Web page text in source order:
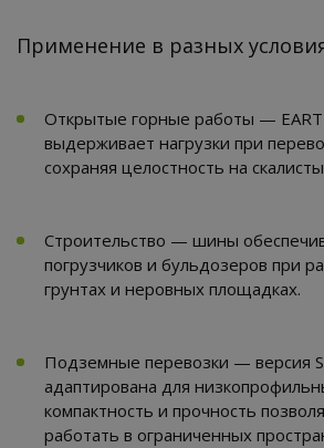
Применение в разных
Открытые горные работы —
выдерживает нагрузки при
сохраняя целостность на
Строительство — шины
погрузчиков и бульдозеров при
грунтах и неровных площадках.
Подземные перевозки — версия
адаптирована для
компактность и прочность
работать в ограниченных